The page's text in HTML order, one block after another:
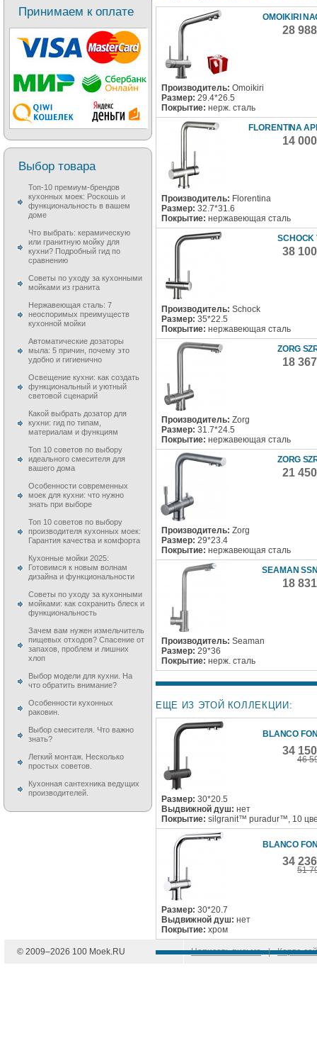
OMOIKIRI
28
Производитель: Omoikiri
Размер: 29.4*26.5
Покрытие: нерж. сталь
FLORENTINA
14
Производитель: Florentina
Размер: 32.7*31.6
Покрытие: нержавеющая сталь
SCHOCK
38
Производитель: Schock
Размер: 35*22.5
Покрытие: нержавеющая сталь
ZORG
18
Производитель: Zorg
Размер: 31.7*24.5
Покрытие: нержавеющая сталь
ZORG
21
Производитель: Zorg
Размер: 29*23.4
Покрытие: нержавеющая сталь
SEAMAN
18
Производитель: Seaman
Размер: 29*36
Покрытие: нерж. сталь
ЕЩЕ ИЗ ЭТОЙ КОЛЛЕКЦИИ:
BLANCO
34
46
Размер: 30*20.5
Выдвижной душ: нет
Покрытие: silgranit™ puradur™, 10
BLANCO
34
51
Размер: 30*20.7
Выдвижной душ: нет
Покрытие: хром
Принимаем к оплате
Выбор товара
Топ-10 премиум-брендов
кухонных моек: Роскошь и
функциональность в вашем
доме
Что выбрать: керамическую
или гранитную мойку для
кухни? Подробный гид по
сравнению
Советы по уходу за кухонными
мойками из гранита
Нержавеющая сталь: 7
неоспоримых преимуществ
кухонной мойки
Автоматические дозаторы
мыла: 5 причин, почему это
удобно и гигиенично
Освещение кухни: как создать
функциональный и уютный
световой сценарий
Какой выбрать дозатор для
кухни: гид по типам,
материалам и функциям
Топ 10 советов по выбору
идеального смесителя для
вашего дома
Особенности современных
моек для кухни: что нужно
знать при выборе
Топ 10 советов по выбору
производителя кухонных моек:
Гарантия качества и комфорта
Кухонные мойки 2025:
Готовимся к новым волнам
дизайна и функциональности
Советы по уходу за кухонными
мойками: как сохранить блеск и
функциональность
Зачем вам нужен измельчитель
пищевых отходов? Спасение от
запахов, проблем и лишних
хлоп
Выбор модели для кухни. На
что обратить внимание?
Особенности кухонных
раковин.
Выбор смесителя. Что важно
знать?
Легкий монтаж. Несколько
простых советов.
Кухонная сантехника ведущих
производителей.
© 2009–2026 100 Moek.RU Написать письмо | Карта